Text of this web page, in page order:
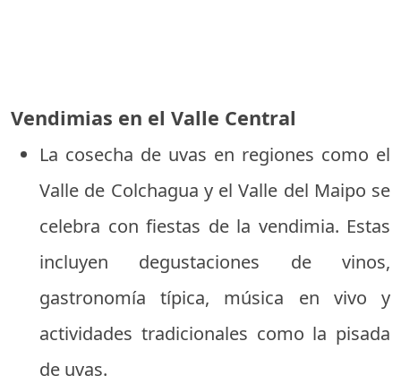
Vendimias en el Valle Central
La cosecha de uvas en regiones como el
Valle de Colchagua y el Valle del Maipo se
celebra con fiestas de la vendimia. Estas
incluyen degustaciones de vinos,
gastronomía típica, música en vivo y
actividades tradicionales como la pisada
de uvas.